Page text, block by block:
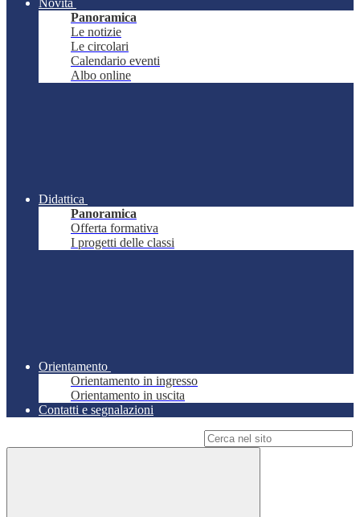
Novità
Panoramica
Le notizie
Le circolari
Calendario eventi
Albo online
Didattica
Panoramica
Offerta formativa
I progetti delle classi
Orientamento
Orientamento in ingresso
Orientamento in uscita
Contatti e segnalazioni